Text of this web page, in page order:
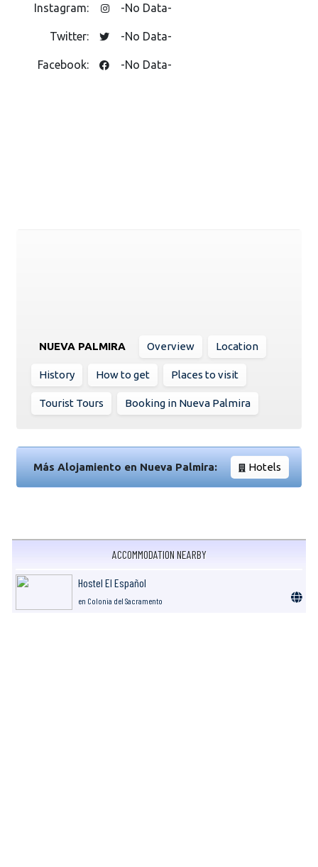
Instagram: -No Data-
Twitter: -No Data-
Facebook: -No Data-
NUEVA PALMIRA Overview Location
History How to get Places to visit
Tourist Tours Booking in Nueva Palmira
Más Alojamiento en Nueva Palmira: Hotels
ACCOMMODATION NEARBY
Hostel El Español
en Colonia del Sacramento